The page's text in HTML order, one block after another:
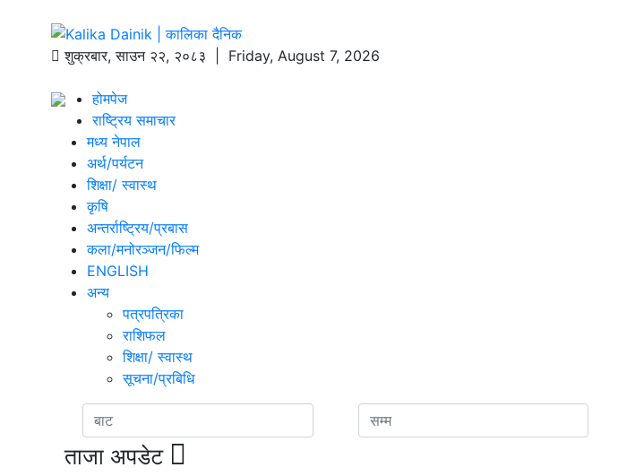
शुक्रबार,साउन २२, २०८३ | Friday, August 7, 2026
होमपेज
राष्ट्रिय समाचार
मध्य नेपाल
अर्थ/पर्यटन
शिक्षा/ स्वास्थ
कृषि
अन्तर्राष्ट्रिय/प्रबास
कला/मनोरञ्जन/फिल्म
ENGLISH
अन्य
पत्रपत्रिका
राशिफल
शिक्षा/ स्वास्थ
सूचना/प्रबिधि
ताजा अपडेट